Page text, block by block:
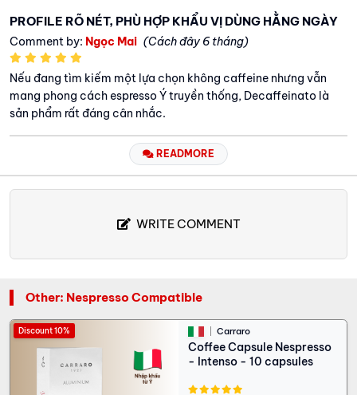
PROFILE RÕ NÉT, PHÙ HỢP KHẨU VỊ DÙNG HẰNG NGÀY
Comment by: Ngọc Mai (Cách đây 6 tháng)
Nếu đang tìm kiếm một lựa chọn không caffeine nhưng vẫn
mang phong cách espresso Ý truyền thống, Decaffeinato là
sản phẩm rất đáng cân nhắc.
READMORE
WRITE COMMENT
Other: Nespresso Compatible
Carraro
Coffee Capsule Nespresso
- Intenso - 10 capsules
Discount 10%